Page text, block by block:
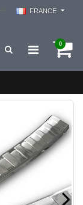
FRANCE
0